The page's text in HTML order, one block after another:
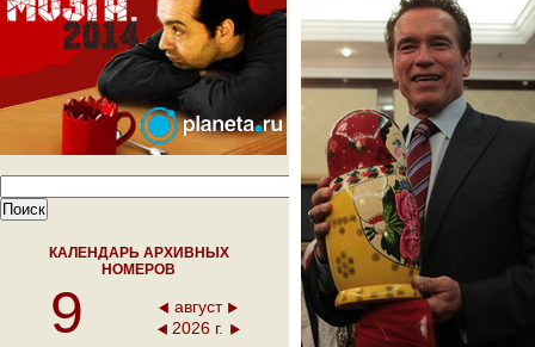
КАЛЕНДАРЬ АРХИВНЫХ
НОМЕРОВ
9
август
2026 г.